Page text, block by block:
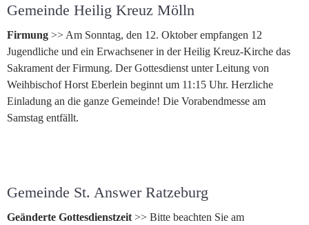
Gemeinde Heilig Kreuz Mölln
Firmung >> Am Sonntag, den 12. Oktober empfangen 12
Jugendliche und ein Erwachsener in der Heilig Kreuz-Kirche das
Sakrament der Firmung. Der Gottesdienst unter Leitung von
Weihbischof Horst Eberlein beginnt um 11:15 Uhr. Herzliche
Einladung an die ganze Gemeinde! Die Vorabendmesse am
Samstag entfällt.
Gemeinde St. Answer Ratzeburg
Geänderte Gottesdienstzeit >> Bitte beachten Sie am